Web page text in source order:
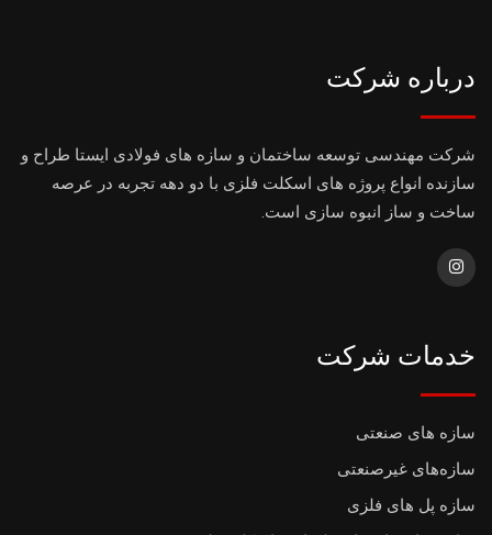
درباره شرکت
شرکت مهندسی توسعه ساختمان و سازه های فولادی ایستا طراح و
سازنده انواع پروژه های اسکلت فلزی با دو دهه تجربه در عرصه
ساخت و ساز انبوه سازی است.
خدمات شرکت
سازه های صنعتی
سازه‌های غیرصنعتی
سازه پل های فلزی